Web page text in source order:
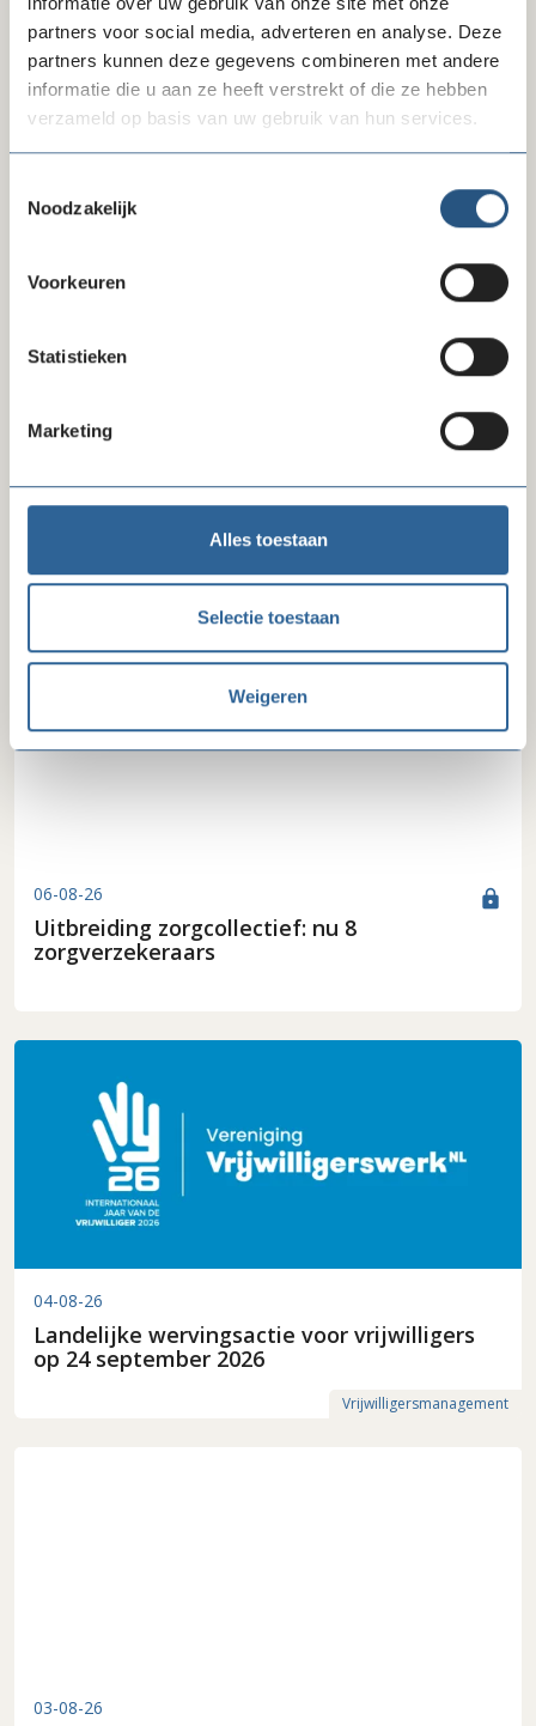
partners voor social media, adverteren en analyse. Deze
partners kunnen deze gegevens combineren met andere
informatie die u aan ze heeft verstrekt of die ze hebben
verzameld op basis van uw gebruik van hun services.
Noodzakelijk
Voorkeuren
Statistieken
Marketing
Alles toestaan
Selectie toestaan
Weigeren
zijn exclusief toegankelijk voor leden. Bekijkalle
inkoopafspraken , verdeeld over 10 categorieën.
Tarieven en kortingen staan meestal achter de inlog,
zijn alleen toegankelijk voor leden.
Bekijk ook
Laatste ledenberichten
06-08-26 lock
Uitbreiding zorgcollectief: nu 8
zorgverzekeraars
04-08-26
Landelijke wervingsactie voor vrijwilligers
op 24 september 2026
Vrijwilligersmanagement
03-08-26